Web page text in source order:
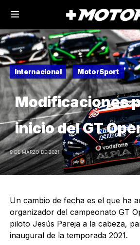
Internacional MotorSport
Modificaciones
inicio del GT
9 DE MARZO DE 2021
Un cambio de fecha es el que ha
organizador del campeonato GT
piloto Jesús Pareja a la cabeza,
inaugural de la temporada 2021.